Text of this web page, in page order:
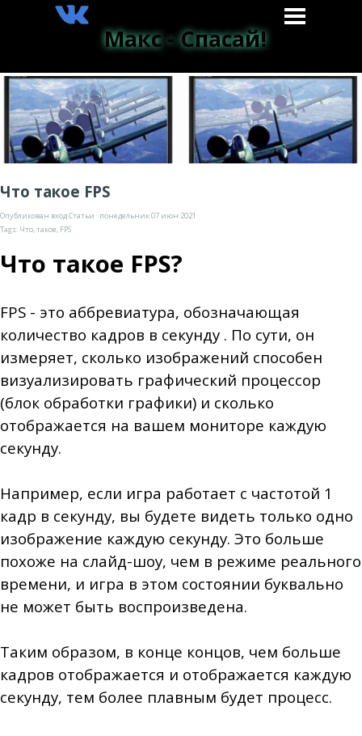
Макс - Спасай!
Что такое FPS
Опубликован входСтатьи · понедельник 07 июн 2021
Tags: Что такое FPS
Что такое FPS?
FPS - это аббревиатура, обозначающая
количество кадров в секунду . По сути, он
измеряет, сколько изображений способен
визуализировать графический процессор
(блок обработки графики) и сколько
отображается на вашем мониторе каждую
секунду.
Например, если игра работает с частотой 1
кадр в секунду, вы будете видеть только одно
изображение каждую секунду. Это больше
похоже на слайд-шоу, чем в режиме реального
времени, и игра в этом состоянии буквально
не может быть воспроизведена.
Таким образом, в конце концов, чем больше
кадров отображается и отображается каждую
секунду, тем более плавным будет процесс.